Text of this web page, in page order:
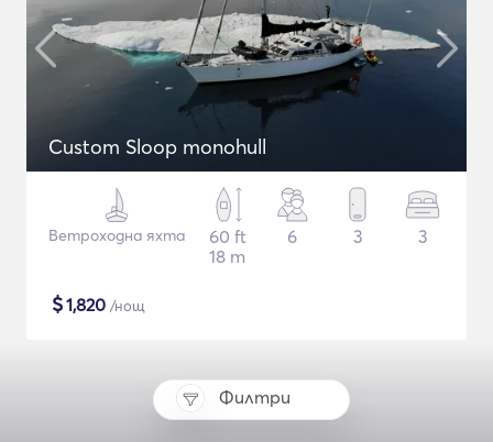
Филтри
Custom Sloop monohull
Ветроходна яхта
60 ft
18 m
6 3 3
$1,820 /нощ